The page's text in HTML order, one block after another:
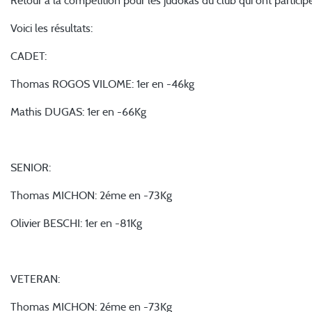
Voici les résultats:
CADET:
Thomas ROGOS VILOME: 1er en -46kg
Mathis DUGAS: 1er en -66Kg
SENIOR:
Thomas MICHON: 2éme en -73Kg
Olivier BESCHI: 1er en -81Kg
VETERAN:
Thomas MICHON: 2éme en -73Kg